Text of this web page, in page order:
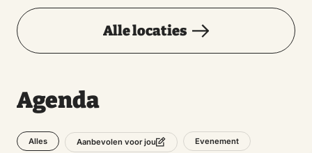
Alle locaties
Agenda
Alles Aanbevolen voor jou Evenement